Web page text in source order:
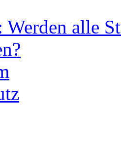
Werden alle